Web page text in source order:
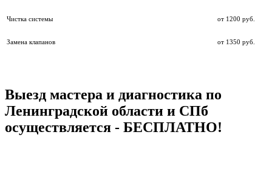
Чистка системы от 1200 руб.
Замена клапанов от 1350 руб.
Выезд мастера и диагностика по
Ленинградской области и СПб
осуществляется - БЕСПЛАТНО!